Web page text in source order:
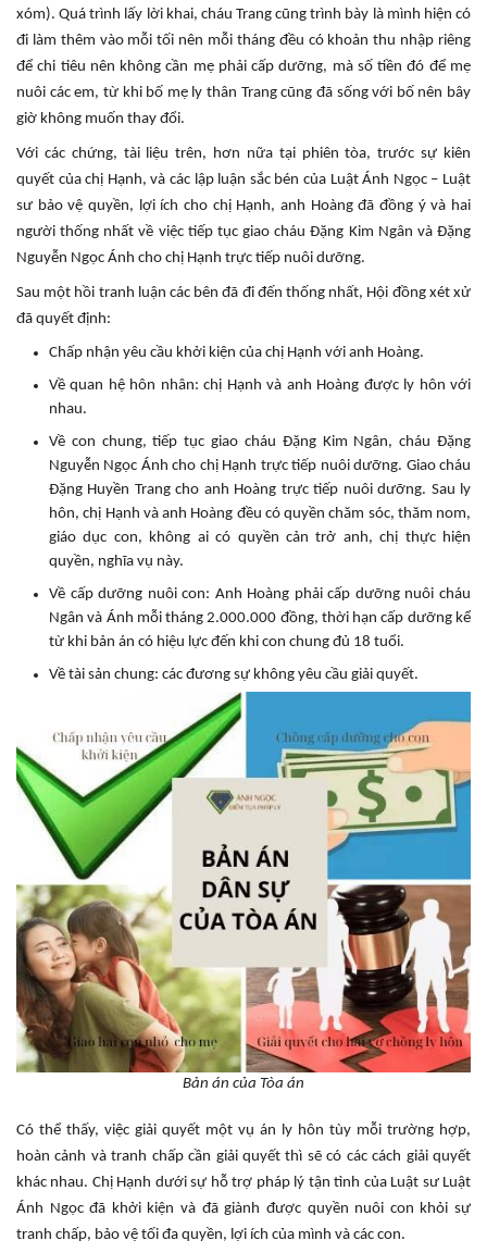
xóm). Quá trình lấy lời khai, cháu Trang cũng trình bày là mình hiện có
đi làm thêm vào mỗi tối nên mỗi tháng đều có khoản thu nhập riêng
để chi tiêu nên không cần mẹ phải cấp dưỡng, mà số tiền đó để mẹ
nuôi các em, từ khi bố mẹ ly thân Trang cũng đã sống với bố nên bây
giờ không muốn thay đổi.
Với các chứng, tài liệu trên, hơn nữa tại phiên tòa, trước sự kiên
quyết của chị Hạnh, và các lập luận sắc bén của Luật Ánh Ngọc – Luật
sư bảo vệ quyền, lợi ích cho chị Hạnh, anh Hoàng đã đồng ý và hai
người thống nhất về việc tiếp tục giao cháu Đặng Kim Ngân và Đặng
Nguyễn Ngọc Ánh cho chị Hạnh trực tiếp nuôi dưỡng.
Sau một hồi tranh luận các bên đã đi đến thống nhất, Hội đồng xét xử
đã quyết định:
Chấp nhận yêu cầu khởi kiện của chị Hạnh với anh Hoàng.
Về quan hệ hôn nhân: chị Hạnh và anh Hoàng được ly hôn với
nhau.
Về con chung, tiếp tục giao cháu Đặng Kim Ngân, cháu Đặng
Nguyễn Ngọc Ánh cho chị Hạnh trực tiếp nuôi dưỡng. Giao cháu
Đặng Huyền Trang cho anh Hoàng trực tiếp nuôi dưỡng. Sau ly
hôn, chị Hạnh và anh Hoàng đều có quyền chăm sóc, thăm nom,
giáo dục con, không ai có quyền cản trở anh, chị thực hiện
quyền, nghĩa vụ này.
Về cấp dưỡng nuôi con: Anh Hoàng phải cấp dưỡng nuôi cháu
Ngân và Ánh mỗi tháng 2.000.000 đồng, thời hạn cấp dưỡng kể
từ khi bản án có hiệu lực đến khi con chung đủ 18 tuổi.
Về tài sản chung: các đương sự không yêu cầu giải quyết.
Bản án của Tòa án
Có thể thấy, việc giải quyết một vụ án ly hôn tùy mỗi trường hợp,
hoàn cảnh và tranh chấp cần giải quyết thì sẽ có các cách giải quyết
khác nhau. Chị Hạnh dưới sự hỗ trợ pháp lý tận tình của Luật sư Luật
Ánh Ngọc đã khởi kiện và đã giành được quyền nuôi con khỏi sự
tranh chấp, bảo vệ tối đa quyền, lợi ích của mình và các con.